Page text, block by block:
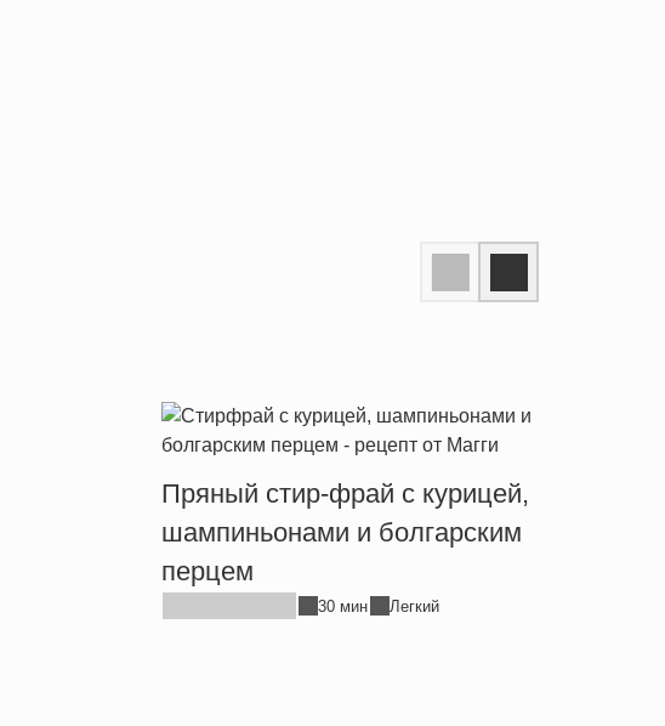
Пряный стир-фрай с курицей,
шампиньонами и болгарским
перцем
30 мин Легкий